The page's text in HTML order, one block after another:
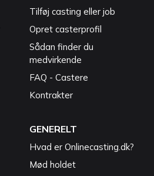
Tilføj casting eller job
Opret casterprofil
Sådan finder du
medvirkende
FAQ - Castere
Kontrakter
GENERELT
Hvad er Onlinecasting.dk?
Mød holdet